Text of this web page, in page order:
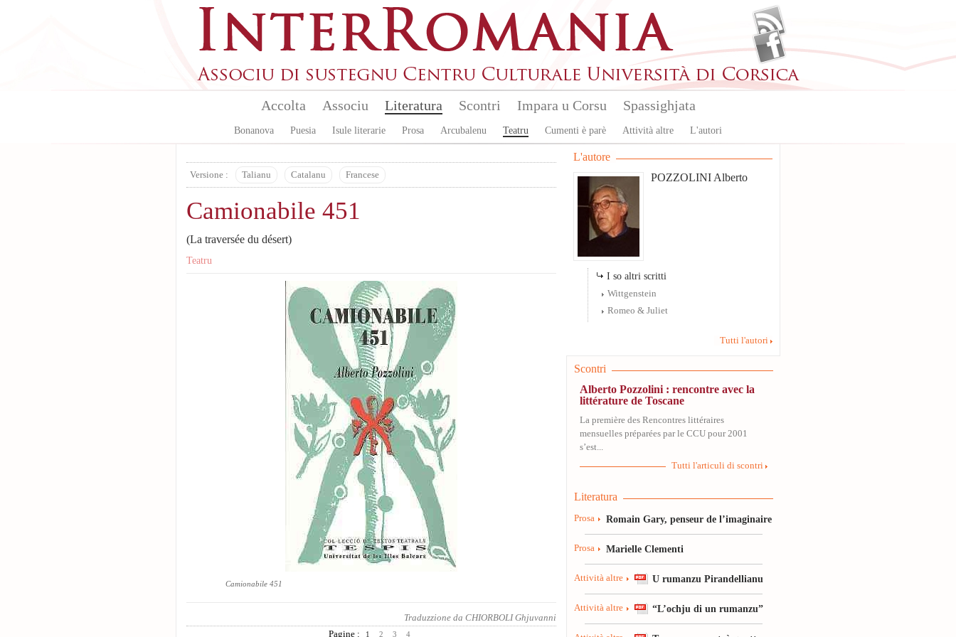
Accolta Associu Literatura
Bonanova Puesia Isule literarie Prosa Arcubalenu Teatru Cumenti è parè Attività altre L'autori
Scontri Impara u Corsu Spassighjata
Versione : Talianu Catalanu Francese
Camionabile 451
(La traversée du désert)
Teatru
Camionabile 451
Traduzzione da CHIORBOLI Ghjuvanni
Pagine :
1 2 3 4
L'autore
POZZOLINI Alberto
I so altri scritti
Wittgenstein
Romeo & Juliet
Tutti l'autori
Scontri
Alberto Pozzolini : rencontre avec la
littérature de Toscane
La première des Rencontres littéraires
mensuelles préparées par le CCU pour 2001
s’est...
Tutti l'articuli di scontri
Literatura
Prosa Romain Gary, penseur de l’imaginaire
Prosa Marielle Clementi
Attività altre U rumanzu Pirandellianu
Attività altre “L’ochju di un rumanzu”